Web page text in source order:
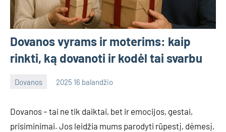
Dovanos vyrams ir moterims: kaip
rinkti, ką dovanoti ir kodėl tai svarbu
Dovanos 2025 16 balandžio
Dovanos – tai ne tik daiktai, bet ir emocijos, gestai,
prisiminimai. Jos leidžia mums parodyti rūpestį, dėmesį,